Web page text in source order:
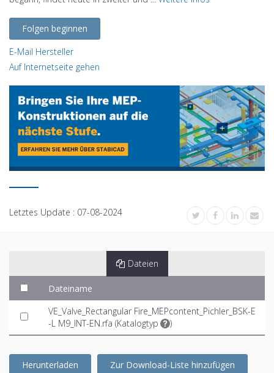
Folgen beginnen
E-Mail Hersteller
Auf Internetseite gehen
Letztes Update : 07-08-2024
Dateien
Dateiname
VE_Valve_Rectangular Fire_MEPcontent_Pichler_BSK-E
-L M9_INT-EN.rfa (Katalogtyp )
Herunterladen Zur Download-Liste hinzufügen